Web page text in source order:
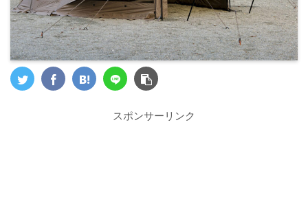
スポンサーリンク